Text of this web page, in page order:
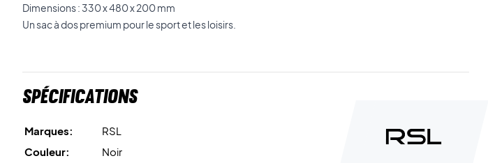
Dimensions : 330 x 480 x 200 mm
Un sac à dos premium pour le sport et les loisirs.
Spécifications
Marques:
RSL
Couleur:
Noir